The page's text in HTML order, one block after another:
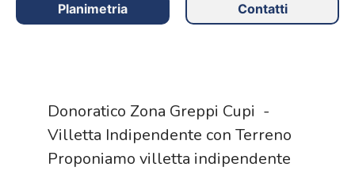
Planimetria Contatti
Donoratico Zona Greppi Cupi -
Villetta Indipendente con Terreno
Proponiamo villetta indipendente